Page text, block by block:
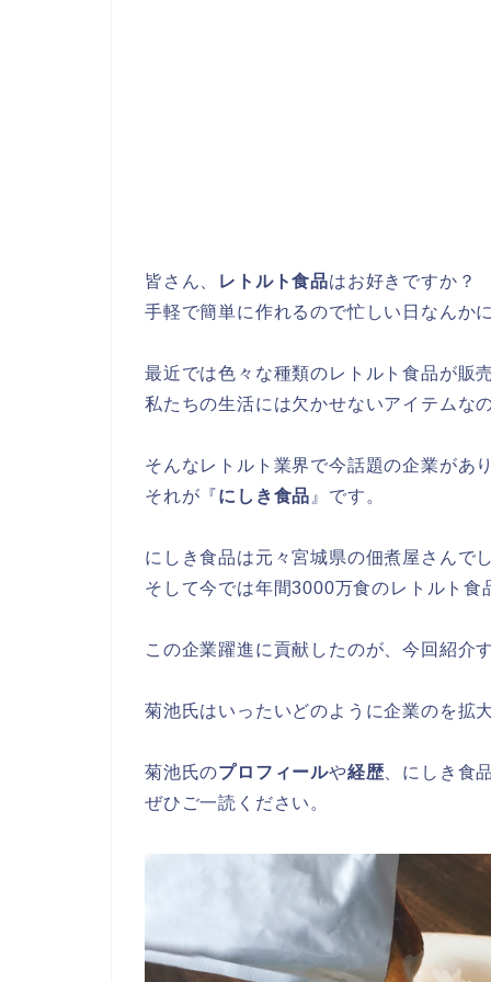
皆さん、 レトルト食品はお好きですか？
手軽で簡単に作れるので忙しい日なんか
最近では色々な種類のレトルト食品が販
私たちの生活には欠かせないアイテムな
そんなレトルト業界で今話題の企業があ
それが『にしき食品 』です。
にしき食品は元々宮城県の佃煮屋さんで
そして今では年間3000万食のレトルト
この企業躍進に貢献したのが、今回紹介
菊池氏はいったいどのように企業のを拡
菊池氏のプロフィールや経歴 、にしき食
ぜひご一読ください。